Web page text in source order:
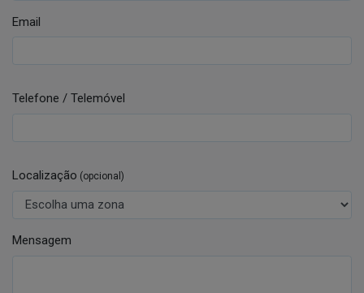
Email
Telefone / Telemóvel
Localização (opcional)
Mensagem